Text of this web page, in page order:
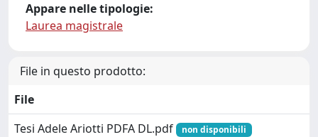
Appare nelle tipologie:
Laurea magistrale
File in questo prodotto:
File
Tesi Adele Ariotti PDFA DL.pdf
non disponibili